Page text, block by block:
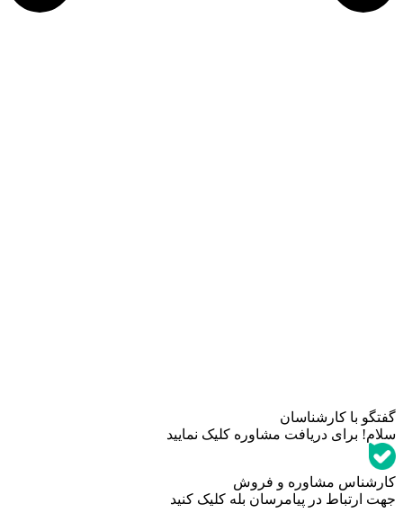
گفتگو با کارشناسان
سلام! برای دریافت مشاوره کلیک نمایید
کارشناس مشاوره و فروش
جهت ارتباط در پیامرسان بله کلیک کنید